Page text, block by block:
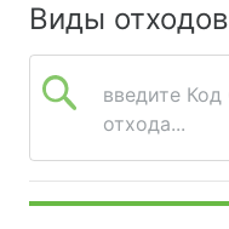
Виды отходов
введите
отхода...